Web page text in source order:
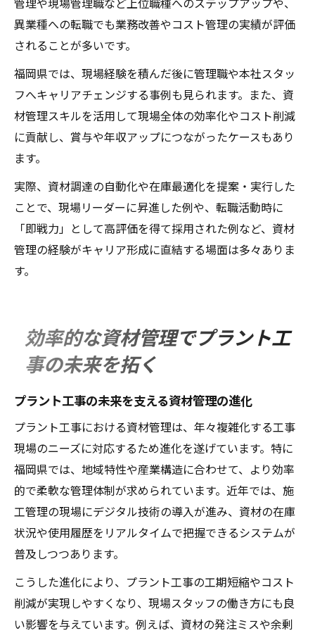
異業種への転職でも業務改善やコスト管理の実績が評価
されることが多いです。
福岡県では、現場経験を積んだ後に管理職や本社スタッ
フへキャリアチェンジする事例も見られます。また、資
材管理スキルを活用して現場全体の効率化やコスト削減
に貢献し、賞与や年収アップにつながったケースもあり
ます。
実際、資材調達の自動化や在庫最適化を提案・実行した
ことで、現場リーダーに昇進した例や、転職活動時に
「即戦力」として高評価を得て採用された例など、資材
管理の経験がキャリア形成に直結する場面は多々ありま
す。
効率的な資材管理でプラント工
事の未来を拓く
プラント工事の未来を支える資材管理の進化
プラント工事における資材管理は、年々複雑化する工事
現場のニーズに対応するため進化を遂げています。特に
福岡県では、地域特性や産業構造に合わせて、より効率
的で柔軟な管理体制が求められています。近年では、施
工管理の現場にデジタル技術の導入が進み、資材の在庫
状況や使用履歴をリアルタイムで把握できるシステムが
普及しつつあります。
こうした進化により、プラント工事の工期短縮やコスト
削減が実現しやすくなり、現場スタッフの働き方にも良
い影響を与えています。例えば、資材の発注ミスや余剰